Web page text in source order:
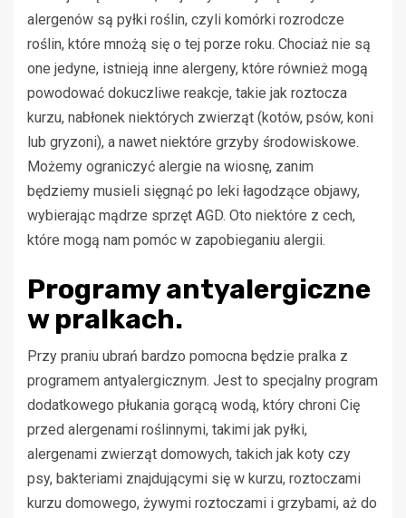
alergenów są pyłki roślin, czyli komórki rozrodcze
roślin, które mnożą się o tej porze roku. Chociaż nie są
one jedyne, istnieją inne alergeny, które również mogą
powodować dokuczliwe reakcje, takie jak roztocza
kurzu, nabłonek niektórych zwierząt (kotów, psów, koni
lub gryzoni), a nawet niektóre grzyby środowiskowe.
Możemy ograniczyć alergie na wiosnę, zanim
będziemy musieli sięgnąć po leki łagodzące objawy,
wybierając mądrze sprzęt AGD. Oto niektóre z cech,
które mogą nam pomóc w zapobieganiu alergii.
Programy antyalergiczne
w pralkach.
Przy praniu ubrań bardzo pomocna będzie pralka z
programem antyalergicznym. Jest to specjalny program
dodatkowego płukania gorącą wodą, który chroni Cię
przed alergenami roślinnymi, takimi jak pyłki,
alergenami zwierząt domowych, takich jak koty czy
psy, bakteriami znajdującymi się w kurzu, roztoczami
kurzu domowego, żywymi roztoczami i grzybami, aż do